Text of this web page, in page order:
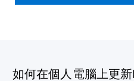
如何在個人電腦上更